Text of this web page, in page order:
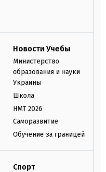
Новости Учебы
Министерство
образования и науки
Украины
Школа
НМТ 2026
Саморазвитие
Обучение за границей
Спорт